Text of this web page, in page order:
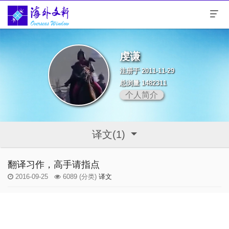
虔谦
注册于 2011-11-29
总浏量 1482311
个人简介
译文(1)
翻译习作，高手请指点
2016-09-25 6089 (分类) 译文